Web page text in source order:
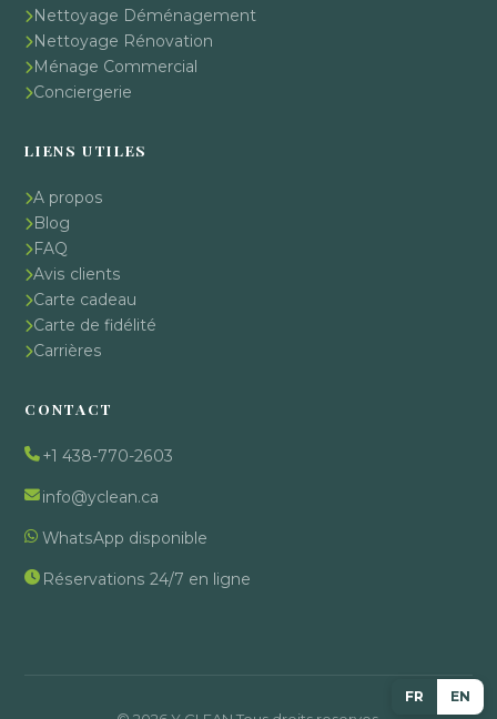
FR EN
Nettoyage Déménagement
Nettoyage Rénovation
Ménage Commercial
Conciergerie
LIENS UTILES
A propos
Blog
FAQ
Avis clients
Carte cadeau
Carte de fidélité
Carrières
CONTACT
+1 438-770-2603
info@yclean.ca
WhatsApp disponible
Réservations 24/7 en ligne